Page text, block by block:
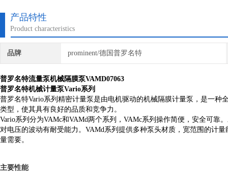
产品特性
Product characteristics
品牌 prominent/德国普罗名特
普罗名特流量泵机械隔膜泵VAMD07063
普罗名特机械计量泵Vario系列
普罗名特Vario系列精密计量泵是由电机驱动的机械隔膜计量泵 ， 是一种
类型 ，使其具有良好的品质和竞争力。
Vario系列分为VAMc和VAMd两个系列， VAMc系列操作简便 ， 安全可靠。
对电压的波动有耐受能力。 VAMd系列提供多种泵头材质 ， 宽范围 的计量
量需要。
主要性能